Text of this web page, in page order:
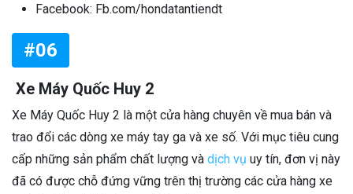
Facebook: Fb.com/hondatantiendt
#06
Xe Máy Quốc Huy 2
Xe Máy Quốc Huy 2 là một cửa hàng chuyên về mua bán và
trao đổi các dòng xe máy tay ga và xe số. Với mục tiêu cung
cấp những sản phẩm chất lượng và dịch vụ uy tín, đơn vị này
đã có được chỗ đứng vững trên thị trường các cửa hàng xe